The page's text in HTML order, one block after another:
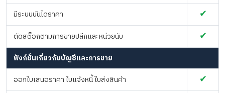
มีระบบบันไดราคา ✔
ตัดสต็อกตามการขายปลีกและหน่วยนับ ✔
ฟังก์ชั่นเกี่ยวกับบัญชีและการขาย
ออกใบเสนอราคา ใบแจ้งหนี้ ใบส่งสินค้า
✔